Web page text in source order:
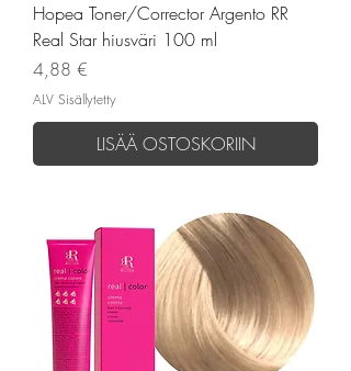
Hopea Toner/Corrector Argento RR
Real Star hiusväri 100 ml
Hinta
4,88 €
ALV Sisällytetty
LISÄÄ OSTOSKORIIN